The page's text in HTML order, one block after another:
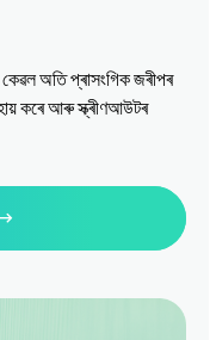
অতি প্ৰাসংগিক জৰীপৰ
কৰে আৰু স্ক্ৰীণআউটৰ